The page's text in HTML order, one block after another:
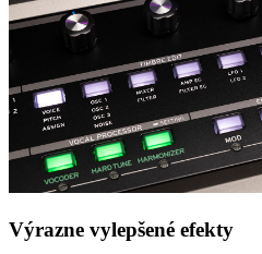
Výrazne vylepšené efekty